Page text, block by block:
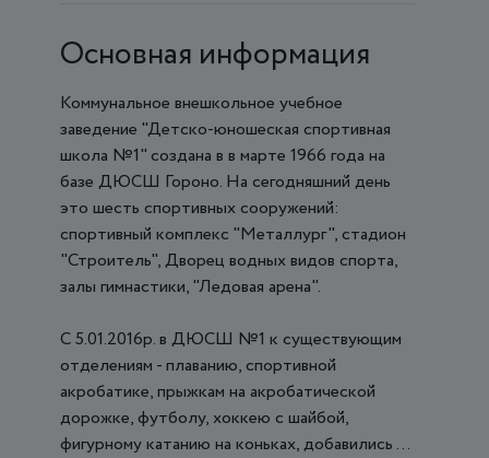
Основная информация
Коммунальное внешкольное учебное
заведение "Детско-юношеская спортивная
школа №1" создана в в марте 1966 года на
базе ДЮСШ Гороно. На сегодняшний день
это шесть спортивных сооружений:
спортивный комплекс "Металлург", стадион
"Строитель", Дворец водных видов спорта,
залы гимнастики, "Ледовая арена".
С 5.01.2016р. в ДЮСШ №1 к существующим
отделениям - плаванию, спортивной
акробатике, прыжкам на акробатической
дорожке, футболу, хоккею с шайбой,
фигурному катанию на коньках, добавились ...